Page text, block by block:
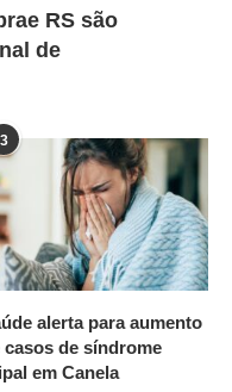
RS são
de
3
alerta para aumento
casos de síndrome
em Canela